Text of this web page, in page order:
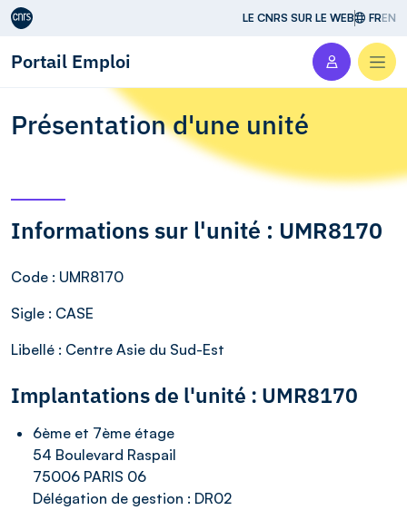
Aller au contenu LE CNRS SUR LE WEB FREN
Portail Emploi
Présentation d'une unité
Informations sur l'unité : UMR8170
Code : UMR8170
Sigle : CASE
Libellé : Centre Asie du Sud-Est
Implantations de l'unité : UMR8170
6ème et 7ème étage
54 Boulevard Raspail
75006 PARIS 06
Délégation de gestion : DR02